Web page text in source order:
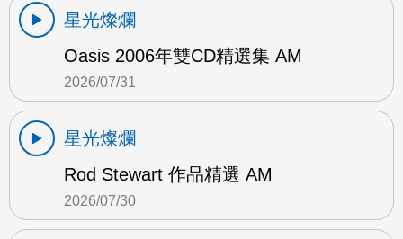
星光燦爛
Oasis 2006年雙CD精選集 AM
2026/07/31
星光燦爛
Rod Stewart 作品精選 AM
2026/07/30